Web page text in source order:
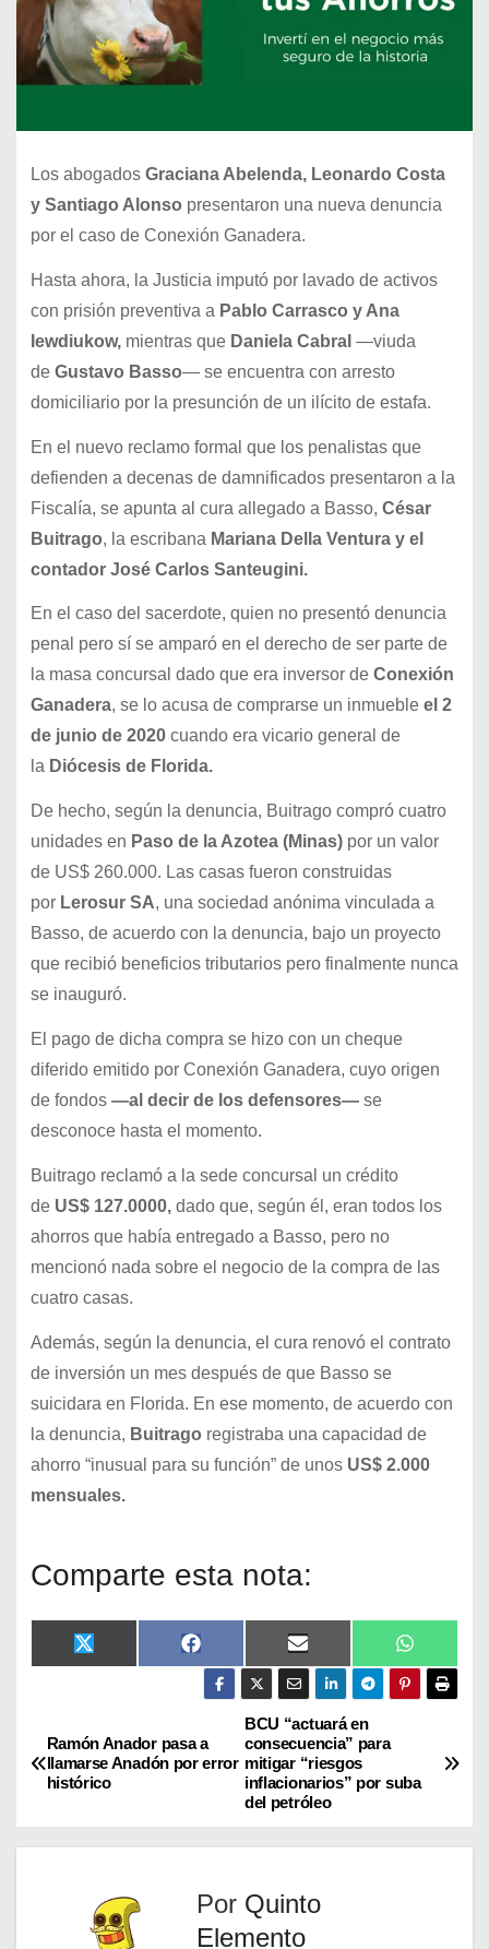
Los abogados Graciana Abelenda, Leonardo Costa
y Santiago Alonso presentaron una nueva denuncia
por el caso de Conexión Ganadera.
Hasta ahora, la Justicia imputó por lavado de activos
con prisión preventiva a Pablo Carrasco y Ana
Iewdiukow, mientras queDaniela Cabral —viuda
de Gustavo Basso— se encuentra con arresto
domiciliario por la presunción de un ilícito de estafa.
En el nuevo reclamo formal que los penalistas que
defienden a decenas de damnificados presentaron a la
Fiscalía, se apunta al cura allegado a Basso, César
Buitrago, la escribana Mariana Della Ventura y el
contador José Carlos Santeugini.
En el caso del sacerdote, quien no presentó denuncia
penal pero sí se amparó en el derecho de ser parte de
la masa concursal dado que era inversor de Conexión
Ganadera, se lo acusa de comprarse un inmueble el 2
de junio de 2020cuando era vicario general de
la Diócesis de Florida.
De hecho, según la denuncia, Buitrago compró cuatro
unidades en Paso de la Azotea (Minas)por un valor
de US$ 260.000. Las casas fueron construidas
porLerosur SA, una sociedad anónima vinculada a
Basso, de acuerdo con la denuncia, bajo un proyecto
que recibió beneficios tributarios pero finalmente nunca
se inauguró.
El pago de dicha compra se hizo con un cheque
diferido emitido por Conexión Ganadera, cuyo origen
de fondos —al decir de los defensores— se
desconoce hasta el momento.
Buitrago reclamó a la sede concursal un crédito
deUS$ 127.0000, dado que, según él, eran todos los
ahorros que había entregado a Basso, pero no
mencionó nada sobre el negocio de la compra de las
cuatro casas.
Además, según la denuncia, el cura renovó el contrato
de inversión un mes después de que Basso se
suicidara en Florida. En ese momento, de acuerdo con
la denuncia, Buitrago registraba una capacidad de
ahorro “inusual para su función” de unos US$ 2.000
mensuales.
Comparte esta nota:
X
(
t
t
e
r
F
a
e
o
o
k
E
m
i
l
W
h
t
BCU “actuará en
consecuencia” para
mitigar “riesgos
inflacionarios” por suba
del petróleo
Ramón Anador pasa a
llamarse Anadón por error
histórico
Por Quinto
Elemento